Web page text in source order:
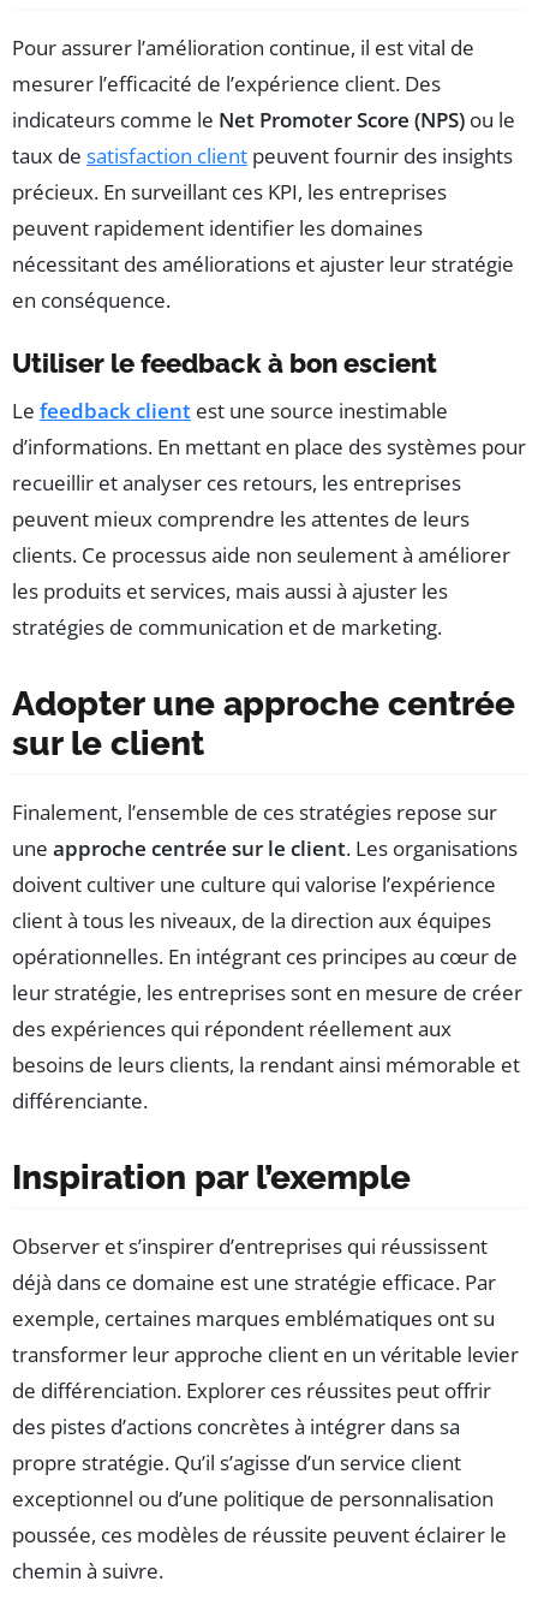
Pour assurer l’amélioration continue, il est vital de
mesurer l’efficacité de l’expérience client. Des
indicateurs comme le Net Promoter Score (NPS) ou le
taux de satisfaction client peuvent fournir des insights
précieux. En surveillant ces KPI, les entreprises
peuvent rapidement identifier les domaines
nécessitant des améliorations et ajuster leur stratégie
en conséquence.
Utiliser le feedback à bon escient
Le feedback client est une source inestimable
d’informations. En mettant en place des systèmes pour
recueillir et analyser ces retours, les entreprises
peuvent mieux comprendre les attentes de leurs
clients. Ce processus aide non seulement à améliorer
les produits et services, mais aussi à ajuster les
stratégies de communication et de marketing.
Adopter une approche centrée
sur le client
Finalement, l’ensemble de ces stratégies repose sur
une approche centrée sur le client. Les organisations
doivent cultiver une culture qui valorise l’expérience
client à tous les niveaux, de la direction aux équipes
opérationnelles. En intégrant ces principes au cœur de
leur stratégie, les entreprises sont en mesure de créer
des expériences qui répondent réellement aux
besoins de leurs clients, la rendant ainsi mémorable et
différenciante.
Inspiration par l’exemple
Observer et s’inspirer d’entreprises qui réussissent
déjà dans ce domaine est une stratégie efficace. Par
exemple, certaines marques emblématiques ont su
transformer leur approche client en un véritable levier
de différenciation. Explorer ces réussites peut offrir
des pistes d’actions concrètes à intégrer dans sa
propre stratégie. Qu’il s’agisse d’un service client
exceptionnel ou d’une politique de personnalisation
poussée, ces modèles de réussite peuvent éclairer le
chemin à suivre.